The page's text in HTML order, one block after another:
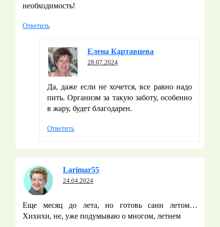
необходимость!
Ответить
Елена Картавцева
28.07.2024
Да, даже если не хочется, все равно надо
пить. Организм за такую заботу, особенно
в жару, будет благодарен.
Ответить
Larimar55
24.04.2024
Еще месяц до лета, но готовь сани летом…
Хихихи, не, уже подумываю о многом, летнем